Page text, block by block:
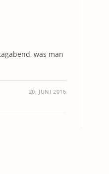
was man
20. JUNI 2016